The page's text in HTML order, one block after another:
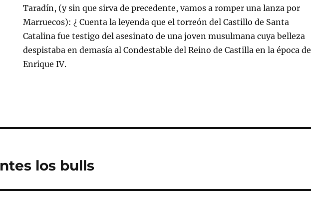
Taradín, (y sin que sirva de precedente, vamos a romper una lanza por
Marruecos): ¿ Cuenta la leyenda que el torreón del Castillo de Santa
Catalina fue testigo del asesinato de una joven musulmana cuya belleza
despistaba en demasía al Condestable del Reino de Castilla en la época de
Enrique IV.
los bulls